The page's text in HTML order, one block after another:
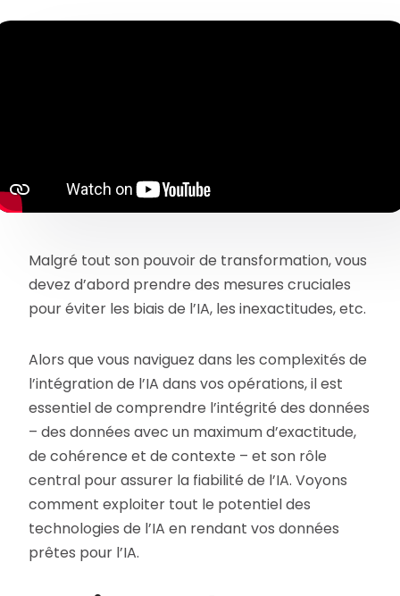
Malgré tout son pouvoir de transformation, vous
devez d’abord prendre des mesures cruciales
pour éviter les biais de l’IA, les inexactitudes, etc.
Alors que vous naviguez dans les complexités de
l’intégration de l’IA dans vos opérations, il est
essentiel de comprendre l’intégrité des données
– des données avec un maximum d’exactitude,
de cohérence et de contexte – et son rôle
central pour assurer la fiabilité de l’IA. Voyons
comment exploiter tout le potentiel des
technologies de l’IA en rendant vos données
prêtes pour l’IA.